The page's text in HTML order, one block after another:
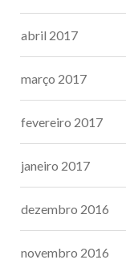
abril 2017
março 2017
fevereiro 2017
janeiro 2017
dezembro 2016
novembro 2016